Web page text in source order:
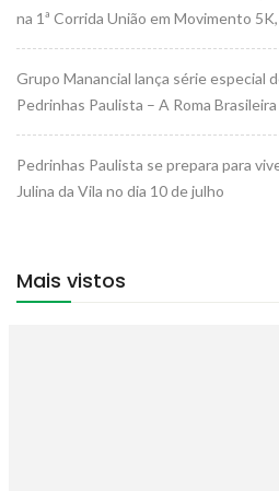
na 1ª Corrida União em Movimento
Grupo Manancial lança série especial
Pedrinhas Paulista – A Roma Brasileira
Pedrinhas Paulista se prepara para
Julina da Vila no dia 10 de julho
Mais vistos